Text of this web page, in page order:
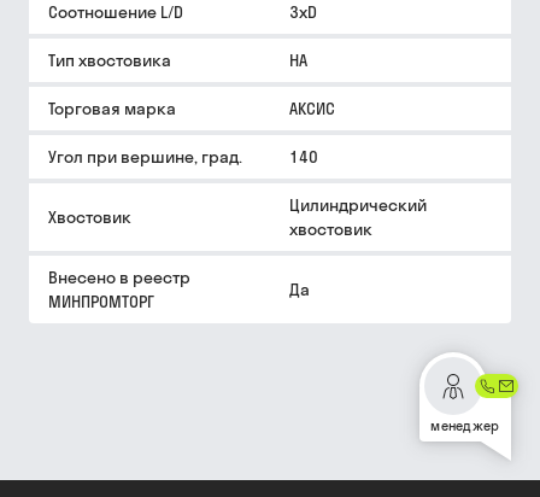
Соотношение L/D 3xD
Тип хвостовика HA
Торговая марка АКСИС
Угол при вершине, град. 140
Хвостовик
Цилиндрический
хвостовик
Внесено в реестр
МИНПРОМТОРГ
Да
менеджер